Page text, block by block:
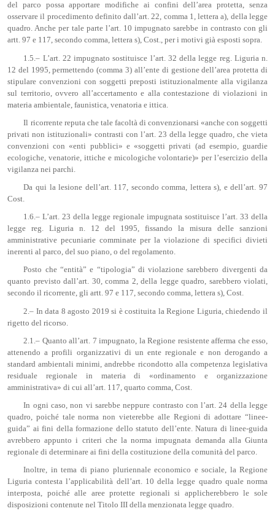
del parco possa apportare modifiche ai confini dell’area protetta, senza
osservare il procedimento definito dall’art. 22, comma 1, lettera a), della legge
quadro. Anche per tale parte l’art. 10 impugnato sarebbe in contrasto con gli
artt. 97 e 117, secondo comma, lettera s), Cost., per i motivi già esposti sopra.
1.5.– L’art. 22 impugnato sostituisce l’art. 32 della legge reg. Liguria n.
12 del 1995, permettendo (comma 3) all’ente di gestione dell’area protetta di
stipulare convenzioni con soggetti preposti istituzionalmente alla vigilanza
sul territorio, ovvero all’accertamento e alla contestazione di violazioni in
materia ambientale, faunistica, venatoria e ittica.
Il ricorrente reputa che tale facoltà di convenzionarsi «anche con soggetti
privati non istituzionali» contrasti con l’art. 23 della legge quadro, che vieta
convenzioni con «enti pubblici» e «soggetti privati (ad esempio, guardie
ecologiche, venatorie, ittiche e micologiche volontarie)» per l’esercizio della
vigilanza nei parchi.
Da qui la lesione dell’art. 117, secondo comma, lettera s), e dell’art. 97
Cost.
1.6.– L’art. 23 della legge regionale impugnata sostituisce l’art. 33 della
legge reg. Liguria n. 12 del 1995, fissando la misura delle sanzioni
amministrative pecuniarie comminate per la violazione di specifici divieti
inerenti al parco, del suo piano, o del regolamento.
Posto che “entità” e “tipologia” di violazione sarebbero divergenti da
quanto previsto dall’art. 30, comma 2, della legge quadro, sarebbero violati,
secondo il ricorrente, gli artt. 97 e 117, secondo comma, lettera s), Cost.
2.– In data 8 agosto 2019 si è costituita la Regione Liguria, chiedendo il
rigetto del ricorso.
2.1.– Quanto all’art. 7 impugnato, la Regione resistente afferma che esso,
attenendo a profili organizzativi di un ente regionale e non derogando a
standard ambientali minimi, andrebbe ricondotto alla competenza legislativa
residuale regionale in materia di «ordinamento e organizzazione
amministrativa» di cui all’art. 117, quarto comma, Cost.
In ogni caso, non vi sarebbe neppure contrasto con l’art. 24 della legge
quadro, poiché tale norma non vieterebbe alle Regioni di adottare “linee-
guida” ai fini della formazione dello statuto dell’ente. Natura di linee-guida
avrebbero appunto i criteri che la norma impugnata demanda alla Giunta
regionale di determinare ai fini della costituzione della comunità del parco.
Inoltre, in tema di piano pluriennale economico e sociale, la Regione
Liguria contesta l’applicabilità dell’art. 10 della legge quadro quale norma
interposta, poiché alle aree protette regionali si applicherebbero le sole
disposizioni contenute nel Titolo III della menzionata legge quadro.